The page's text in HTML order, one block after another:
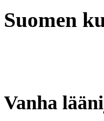
Suomen
Vanha